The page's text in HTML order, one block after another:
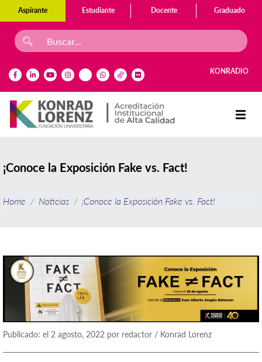
Aspirante Estudiante Docente Graduado
KONRADIO
¡Conoce la Exposición Fake vs. Fact!
Home Noticias ¡Conoce la Exposición Fake vs. Fact!
Publicado: el 2 agosto, 2022 por redactor / Konrad Lorenz